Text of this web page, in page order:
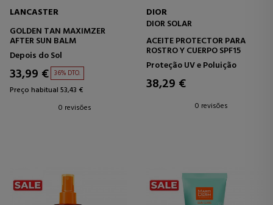
LANCASTER
GOLDEN TAN MAXIMZER
AFTER SUN BALM
Depois do Sol
33,99 € 36% DTO.
Preço habitual 53,43 €
0 revisões
DIOR
DIOR SOLAR
ACEITE PROTECTOR PARA
ROSTRO Y CUERPO SPF15
Proteção UV e Poluição
38,29 €
0 revisões